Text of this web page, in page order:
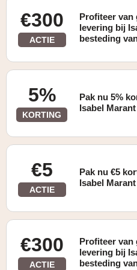
€300
ACTIE
Profiteer van
levering bij
besteding
5%
KORTING
Pak nu 5%
Isabel
€5
ACTIE
Pak nu €5
Isabel
€300
ACTIE
Profiteer van
levering bij
besteding